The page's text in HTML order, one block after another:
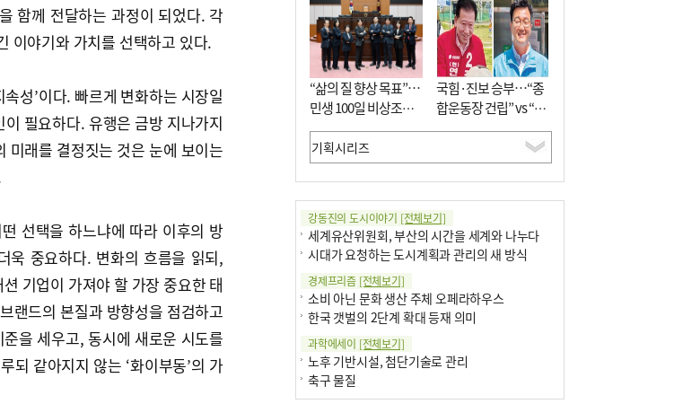
함께 전달하는 과정이 되었다. 각
이야기와 가치를 선택하고 있다.
성’이다. 빠르게 변화하는 시장일
필요하다. 유행은 금방 지나가지
미래를 결정짓는 것은 눈에 보이는
선택을 하느냐에 따라 이후의 방
욱 중요하다. 변화의 흐름을 읽되,
기업이 가져야 할 가장 중요한 태
랜드의 본질과 방향성을 점검하고
을 세우고, 동시에 새로운 시도를
되 같아지지 않는 ‘화이부동’의 가
“삶의 질 향상 목표”…
민생 100일 비상조치
면밀 심사
국힘·진보 승부…“종
합운동장 건립” vs “출
근 공공버스 도입”
강동진의 도시이야기 [전체보기]
세계유산위원회, 부산의 시간을 세계와 나누다
시대가 요청하는 도시계획과 관리의 새 방식
경제프리즘 [전체보기]
소비 아닌 문화 생산 주체 오페라하우스
한국 갯벌의 2단계 확대 등재 의미
과학에세이 [전체보기]
노후 기반시설, 첨단기술로 관리
축구 물질